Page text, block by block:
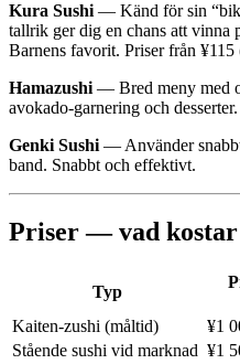
Kura Sushi — Känd för sin
tallrik ger dig en chans att vinna
Barnens favorit. Priser från
Hamazushi — Bred meny med
avokado-garnering och
Genki Sushi — Använder
band. Snabbt och effektivt.
Priser — vad kostar
Typ
Kaiten-zushi (måltid)
¥1
Stående sushi vid marknad ¥1